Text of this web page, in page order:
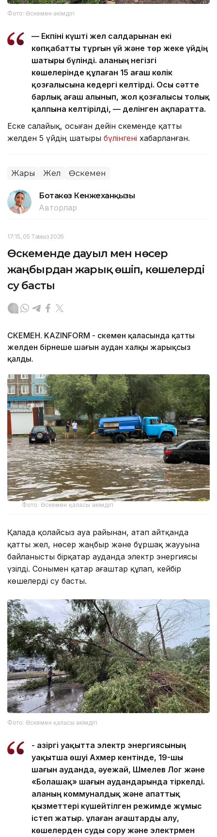
Фото: Өскемен әкімдігі
— Екпіні күшті жел салдарынан екі
көпқабатты тұрғын үй және төр жеке үйдің
шатыры бүлінді. Қаланың негізгі
көшелерінде құлаған 15 ағаш көлік
қозғалысына кедергі келтірді. Осы сәтте
барлық ағаш алынып, жол қозғалысы толық
қалпына келтірілді, — делінген ақпаратта.
Еске салайық, осыған дейін Өскеменде қатты
желден 5 үйдің шатыры бүлінгені хабарланған.
Жарық Жел Өскемен
Ботакөз Кенжеханқызы
Авторлар
17:15, 05 Тамыз 2026
Өскеменде дауыл мен нөсер
жаңбырдан жарық өшіп, көшелерді
су басты
ӨСКЕМЕН. KAZINFORM - Өскемен қаласында қатты
желден бірнеше шағын аудан халқы жарықсыз
қалды.
Фото: Өскемен қаласы әкімдігі
Қалада қолайсыз ауа райынан, атап айтқанда
қатты жел, нөсер жаңбыр және бұршақ жаууына
байланысты бірқатар ауданда электр энергиясы
үзілді. Сонымен қатар ағаштар құлап, кейбір
көшелерді су басты.
Фото: Өскемен қаласы әкімдігі
- Қазіргі уақытта электр энергиясының
уақытша өшуі Ахмер кентінде, 19-шы
шағын ауданда, әуежай, Шмелев Лог және
«Болашақ» шағын аудандарында тіркелді.
Қаланың коммуналдық және апаттық
қызметтері күшейтілген режимде жұмыс
істеп жатыр. Құлаған ағаштарды алу,
көшелерден суды сору және электрмен